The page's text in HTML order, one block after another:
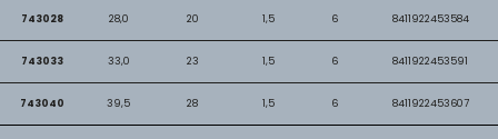
743028 28,0 20 1,5 6 8411922453584
743033 33,0 23 1,5 6 8411922453591
743040 39,5 28 1,5 6 8411922453607